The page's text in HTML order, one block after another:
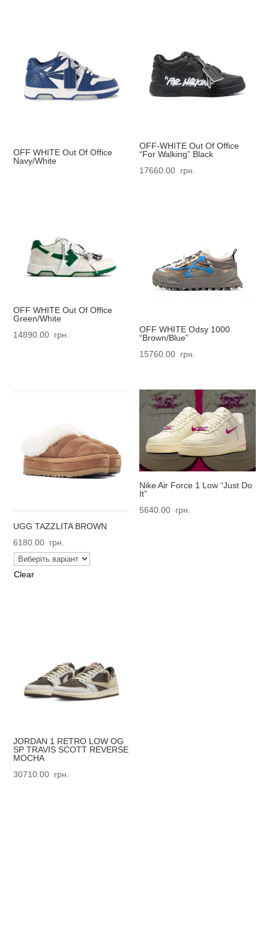
OFF WHITE Out Of Office
Navy/White
OFF-WHITE Out Of Office
“For Walking” Black
17660.00 грн.
OFF WHITE Out Of Office
Green/White
14890.00 грн.
OFF WHITE Odsy 1000
“Brown/Blue”
15760.00 грн.
UGG TAZZLITA BROWN
6180.00 грн.
Clear
Nike Air Force 1 Low “Just Do
It”
5640.00 грн.
JORDAN 1 RETRO LOW OG
SP TRAVIS SCOTT REVERSE
MOCHA
30710.00 грн.